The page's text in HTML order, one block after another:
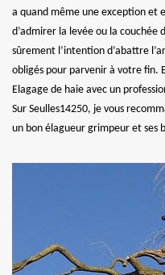
a quand même une exception et
d’admirer la levée ou la couchée
sûrement l’intention d’abattre
obligés pour parvenir à votre fin.
Elagage de haie avec un
Sur Seulles14250, je vous
un bon élagueur grimpeur et ses